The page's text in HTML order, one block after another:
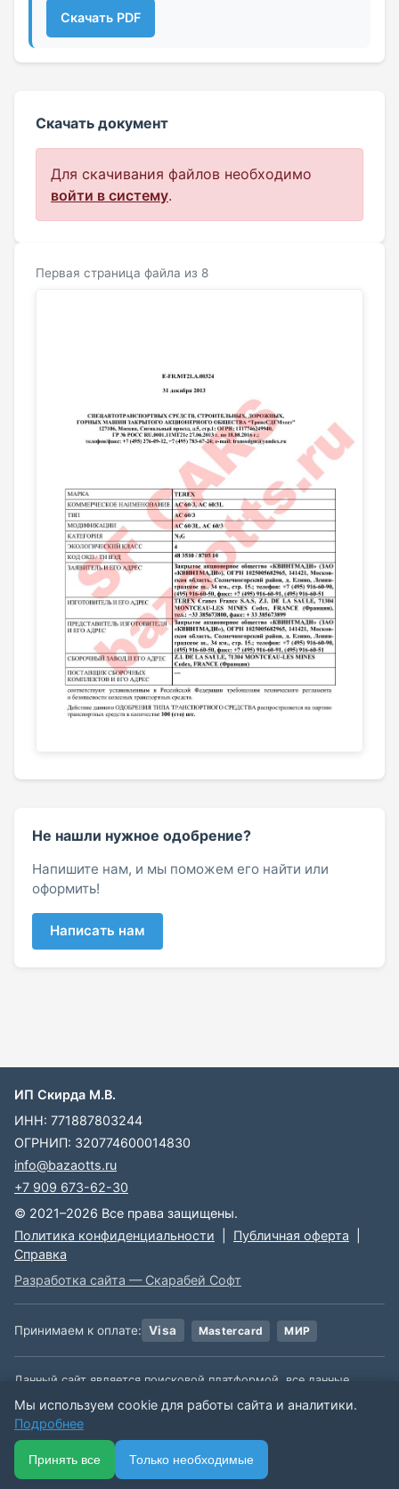
Скачать PDF
Скачать документ
Для скачивания файлов необходимо
войти в систему.
Первая страница файла из 8
Не нашли нужное одобрение?
Напишите нам, и мы поможем его найти или
оформить!
Написать нам
ИП Скирда М.В.
ИНН: 771887803244
ОГРНИП: 320774600014830
info@bazaotts.ru
+7 909 673-62-30
© 2021–2026 Все права защищены.
Политика конфиденциальности
Публичная оферта
Справка
Разработка сайта — Скарабей Софт
Принимаем к оплате: Visa Mastercard МИР
Данный сайт является поисковой платформой, все данные,
размещенные на сайте, взяты из открытых источников. Мы не
несем ответственности за содержимое данной информации.
🏠
Главная
📋
Каталог
📅
Подписки
Мы используем cookie для работы сайта и аналитики.
Подробнее
Принять все Только необходимые